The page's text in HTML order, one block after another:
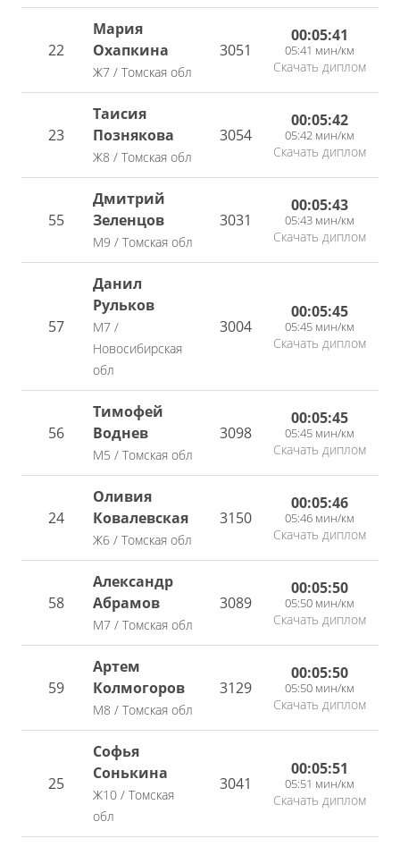
22
Мария
Охaпкина
Ж7 / Томская обл
3051
00:05:41
05:41 мин/км
Скачать диплом
23
Таисия
Познякова
Ж8 / Томская обл
3054
00:05:42
05:42 мин/км
Скачать диплом
55
Дмитрий
Зеленцов
М9 / Томская обл
3031
00:05:43
05:43 мин/км
Скачать диплом
57
Данил
Рульков
М7 /
Новосибирская
обл
3004
00:05:45
05:45 мин/км
Скачать диплом
56
Тимофей
Воднев
М5 / Томская обл
3098
00:05:45
05:45 мин/км
Скачать диплом
24
Оливия
Ковалевская
Ж6 / Томская обл
3150
00:05:46
05:46 мин/км
Скачать диплом
58
Александр
Абрамов
М7 / Томская обл
3089
00:05:50
05:50 мин/км
Скачать диплом
59
Артем
Колмогоров
М8 / Томская обл
3129
00:05:50
05:50 мин/км
Скачать диплом
25
Софья
Сонькина
Ж10 / Томская
обл
3041
00:05:51
05:51 мин/км
Скачать диплом